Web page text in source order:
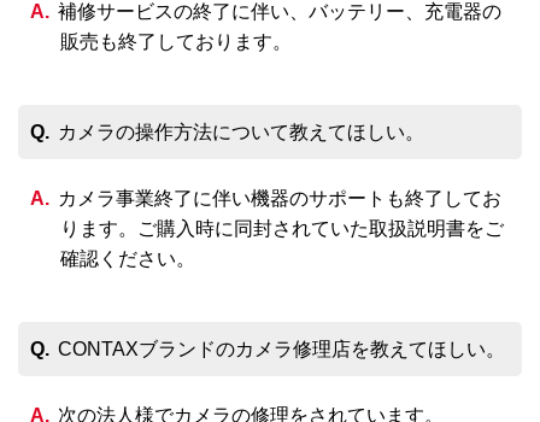
補修サービスの終了に伴い、バッテリー、充電器の
販売も終了しております。
カメラの操作方法について教えてほしい。
カメラ事業終了に伴い機器のサポートも終了してお
ります。ご購入時に同封されていた取扱説明書をご
確認ください。
CONTAXブランドのカメラ修理店を教えてほしい。
次の法人様でカメラの修理をされています。